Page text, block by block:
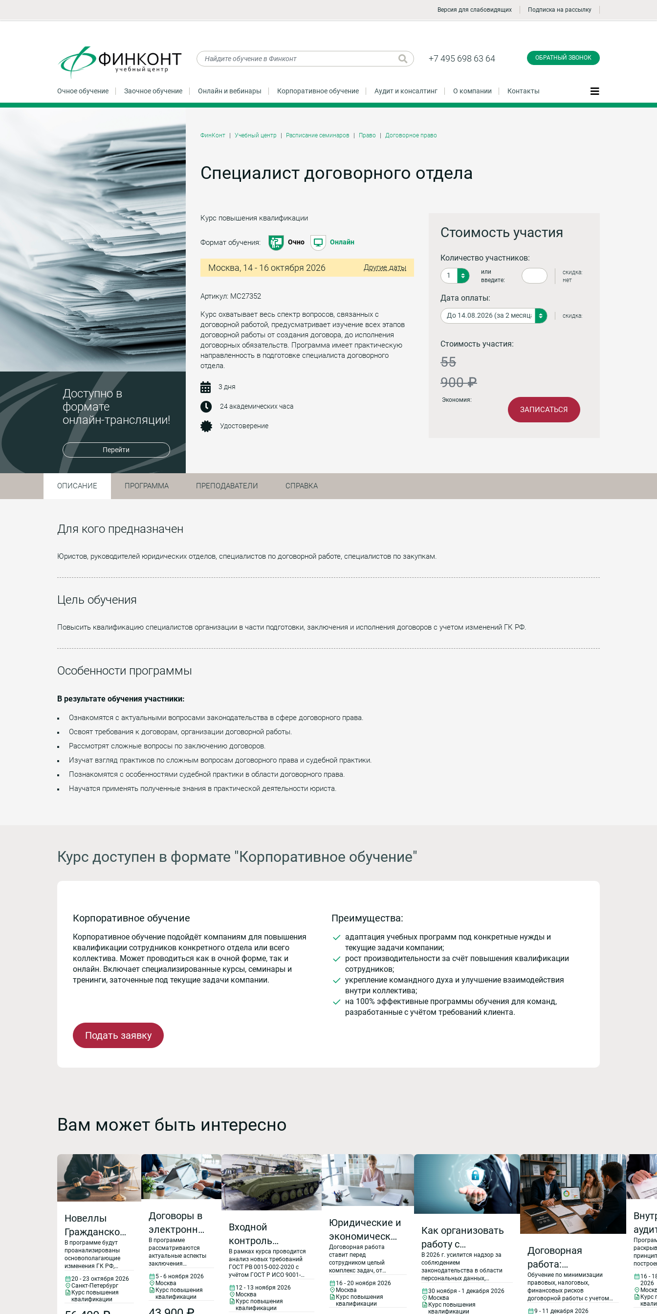
Версия для слабовидящих Подписка на рассылку
+7 495 698 63 64 ОБРАТНЫЙ ЗВОНОК
Очное обучение Заочное обучение Онлайн и вебинары Корпоративное обучение Аудит и консалтинг О компании Контакты
Доступно в
формате
онлайн-трансляции!
Перейти
ФинКонт Учебный центр Расписание семинаров Право Договорное право
Специалист договорного отдела
Курс повышения квалификации
Формат обучения: Очно Онлайн
Москва, 14 - 16 октября 2026 Другие даты
Артикул: МС27352
Курс охватывает весь спектр вопросов, связанных с
договорной работой, предусматривает изучение всех этапов
договорной работы от создания договора, до исполнения
договорных обязательств. Программа имеет практическую
направленность в подготовке специалиста договорного
отдела.
3 дня
24 академических часа
Удостоверение
Стоимость участия
Количество участников:
или
введите:
скидка:
нет
Дата оплаты:
скидка:
Стоимость участия:
55
900 ₽
Экономия:
ЗАПИСАТЬСЯ
ОПИСАНИЕ ПРОГРАММА ПРЕПОДАВАТЕЛИ СПРАВКА
Для кого предназначен
Юристов, руководителей юридических отделов, специалистов по договорной работе, специалистов по закупкам.
Цель обучения
Повысить квалификацию специалистов организации в части подготовки, заключения и исполнения договоров с учетом изменений ГК РФ.
Особенности программы
В результате обучения участники:
Ознакомятся с актуальными вопросами законодательства в сфере договорного права.
Освоят требования к договорам, организации договорной работы.
Рассмотрят сложные вопросы по заключению договоров.
Изучат взгляд практиков по сложным вопросам договорного права и судебной практики.
Познакомятся с особенностями судебной практики в области договорного права.
Научатся применять полученные знания в практической деятельности юриста.
Курс доступен в формате "Корпоративное обучение"
Корпоративное обучение
Корпоративное обучение подойдёт компаниям для повышения
квалификации сотрудников конкретного отдела или всего
коллектива. Может проводиться как в очной форме, так и
онлайн. Включает специализированные курсы, семинары и
тренинги, заточенные под текущие задачи компании.
Подать заявку
Преимущества:
адаптация учебных программ под конкретные нужды и
текущие задачи компании;
рост производительности за счёт повышения квалификации
сотрудников;
укрепление командного духа и улучшение взаимодействия
внутри коллектива;
на 100% эффективные программы обучения для команд,
разработанные с учётом требований клиента.
Вам может быть интересно
Новеллы
Гражданского
Кодекса РФ в
практике
юриста
В программе будут
проанализированы
основополагающие
изменения ГК РФ,
различные аспекты
деятельности
юридических лиц,
20 - 23 октября 2026
Санкт-Петербург
Курс повышения
квалификации
Договоры в
электронной
форме:
сложные
вопросы и
судебная
практика
В программе
рассматриваются
актуальные аспекты
заключения
электронной форме,
необходимые
условия для
договор, которые
5 - 6 ноября 2026
Москва
Курс повышения
квалификации
Входной
контроль
продукции.
Выявление
контрафактной
продукции.
Рекламационная
В рамках курса проводится
анализ новых требований
ГОСТ РВ 0015-002-2020 с
учётом ГОСТ Р ИСО 9001-
СМК организаций,
участвующих в исполнении
ГОЗ. Рассматриваются: -
12 - 13 ноября 2026
Москва
Курс повышения
квалификации
Юридические и
экономические
аспекты
договорной
работы в
организации
Договорная работа
ставит перед
сотрудником целый
комплекс задач, от
которых зависит
деятельность компании в
целом. Курс охватывает
16 - 20 ноября 2026
Москва
Курс повышения
квалификации
Как организовать
работу с
персональными
данными в
компании: новые
требования
В 2026 г. усилится надзор за
соблюдением
законодательства в области
персональных данных,
применять все новшества,
введенные во второй
половине 2025 г. - новые
30 ноября - 1 декабря 2026
Москва
Курс повышения
квалификации
Договорная
работа:
оцениваем и
минимизируем
риски бизнеса.
Обучение по минимизации
правовых, налоговых,
финансовых рисков
договорной работы с учетом
9 - 11 декабря 2026
системы
16 -
2026
Курс
звонок